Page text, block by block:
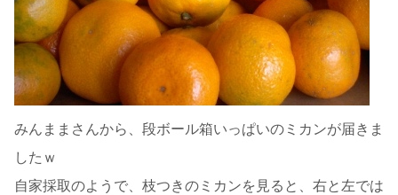
みんままさんから、段ボール箱いっぱいのミカンが届きま
したｗ
自家採取のようで、枝つきのミカンを見ると、右と左では